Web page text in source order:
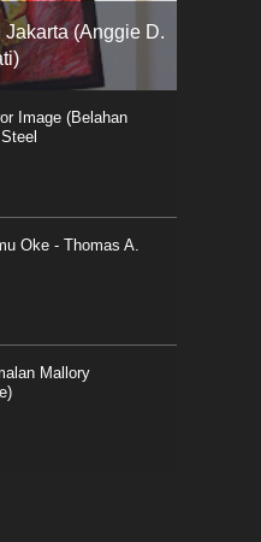
(Anggie D.
Image (Belahan
Oke - Thomas A.
Mallory